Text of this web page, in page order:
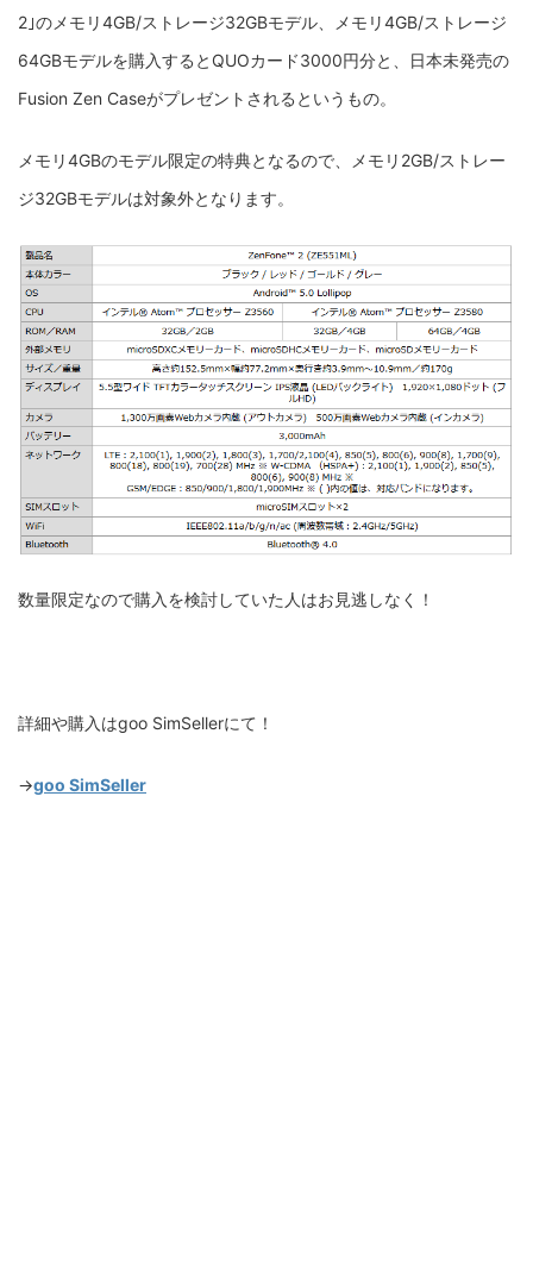
2｣のメモリ4GB/ストレージ32GBモデル、メモリ4GB/ストレージ
64GBモデルを購入するとQUOカード3000円分と、日本未発売の
Fusion Zen Caseがプレゼントされるというもの。
メモリ4GBのモデル限定の特典となるので、メモリ2GB/ストレー
ジ32GBモデルは対象外となります。
数量限定なので購入を検討していた人はお見逃しなく！
詳細や購入はgoo SimSellerにて！
→goo SimSeller